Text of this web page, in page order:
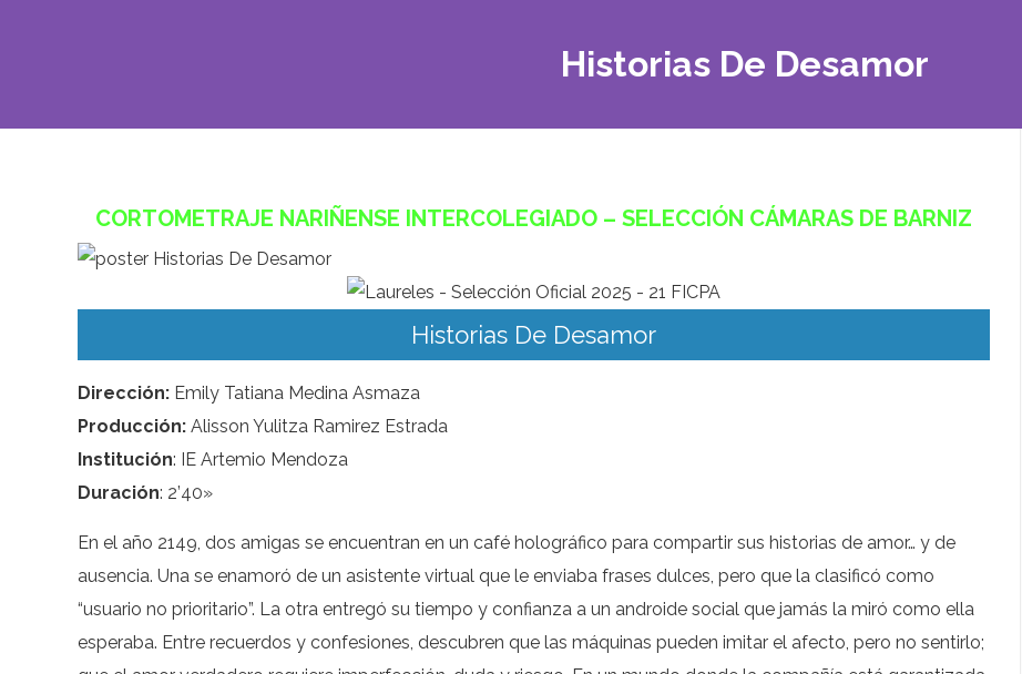
Historias De Desamor
CORTOMETRAJE NARIÑENSE INTERCOLEGIADO – SELECCIÓN CÁMARAS DE BARNIZ
Historias De Desamor
Dirección: Emily Tatiana Medina Asmaza
Producción: Alisson Yulitza Ramirez Estrada
Institución: IE Artemio Mendoza
Duración: 2’40»
En el año 2149, dos amigas se encuentran en un café holográfico para compartir sus historias de amor… y de
ausencia. Una se enamoró de un asistente virtual que le enviaba frases dulces, pero que la clasificó como
“usuario no prioritario”. La otra entregó su tiempo y confianza a un androide social que jamás la miró como ella
esperaba. Entre recuerdos y confesiones, descubren que las máquinas pueden imitar el afecto, pero no sentirlo;